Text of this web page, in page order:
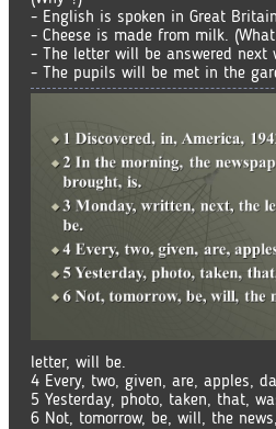
- English is spoken in Great
- Cheese is made from milk.
- The letter will be answered next
- The pupils will be met in the
letter, will be.
4 Every, two, given, are, apples,
5 Yesterday, photo, taken, that,
6 Not, tomorrow, be, will, the